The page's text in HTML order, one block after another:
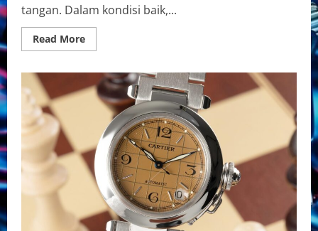
tangan. Dalam kondisi baik,...
Read MoreRead
more
Jam
Tangan
Omega
Speedmaster
Bekas
Terbaru:
Panduan
dan
Rekomendasi
Pembelian